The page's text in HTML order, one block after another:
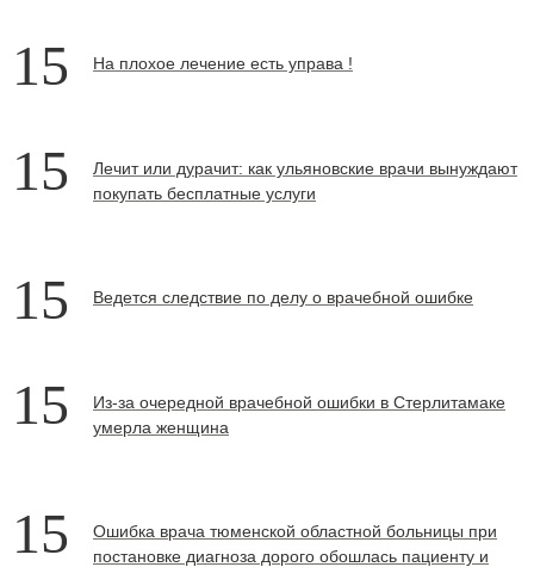
15 На плохое лечение есть управа !
15
Лечит или дурачит: как ульяновские врачи вынуждают
покупать бесплатные услуги
15 Ведется следствие по делу о врачебной ошибке
15
Из-за очередной врачебной ошибки в Стерлитамаке
умерла женщина
15
Ошибка врача тюменской областной больницы при
постановке диагноза дорого обошлась пациенту и